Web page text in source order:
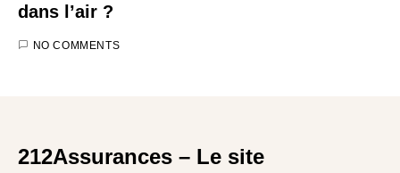
dans l’air ?
NO COMMENTS
212Assurances – Le site